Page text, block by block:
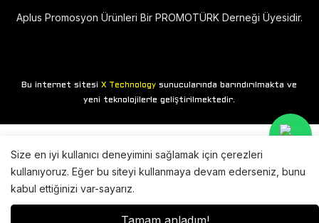
Aplus Promosyon Ürünleri Bir PROMOTÜRK Derneği Üyesidir.
Bu internet sitesiX Technology sunucularında barındırılmakta ve
yeni teknolojilerle geliştirilmektedir.
Size en iyi kullanıcı deneyimini sağlamak için çerezleri
kullanıyoruz. Eğer bu siteyi kullanmaya devam ederseniz, bunu
kabul ettiğinizi var-sayarız.
Tamam anladım!